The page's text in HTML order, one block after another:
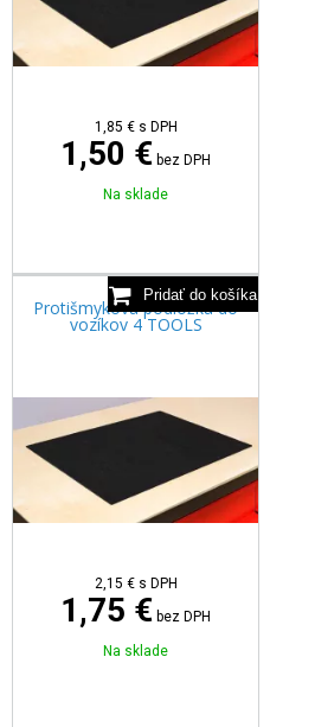
1,85 € s DPH
1,50 € bez DPH
Na sklade
Protišmyková podložka do
vozíkov 4 TOOLS
2,15 € s DPH
1,75 € bez DPH
Na sklade